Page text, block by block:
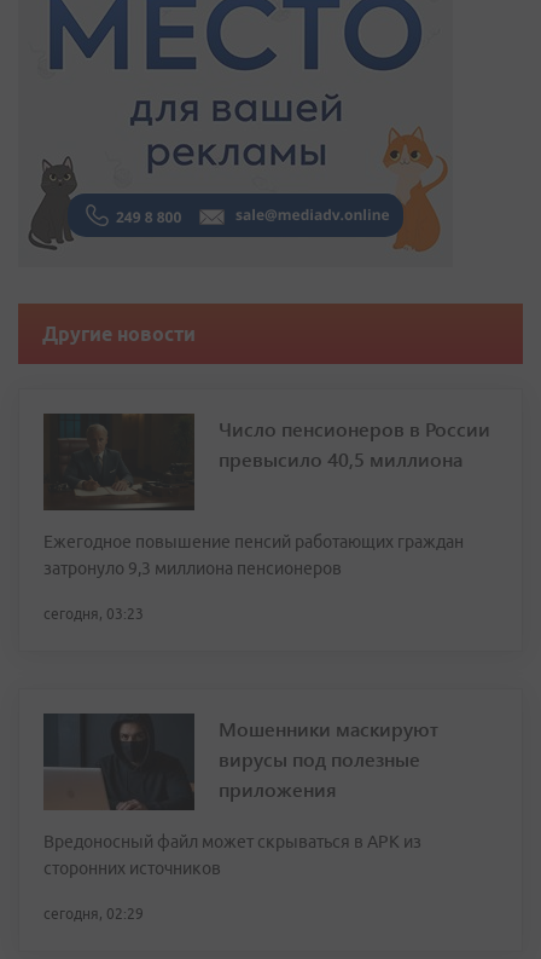
Другие новости
Число пенсионеров в России
превысило 40,5 миллиона
Ежегодное повышение пенсий работающих граждан
затронуло 9,3 миллиона пенсионеров
сегодня, 03:23
Мошенники маскируют
вирусы под полезные
приложения
Вредоносный файл может скрываться в APK из
сторонних источников
сегодня, 02:29